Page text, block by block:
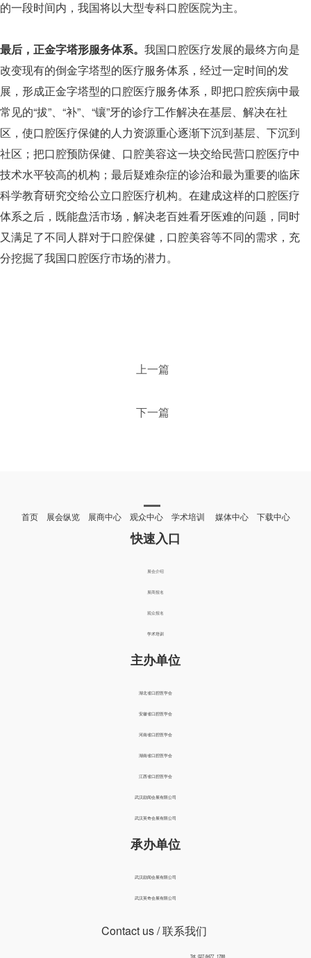
的一段时间内，我国将以大型专科口腔医院为主。
最后，正金字塔形服务体系。 我国口腔医疗发展的最终方向是
改变现有的倒金字塔型的医疗服务体系，经过一定时间的发
展，形成正金字塔型的口腔医疗服务体系，即把口腔疾病中最
常见的“拔”、“补”、“镶”牙的诊疗工作解决在基层、解决在社
区，使口腔医疗保健的人力资源重心逐渐下沉到基层、下沉到
社区；把口腔预防保健、口腔美容这一块交给民营口腔医疗中
技术水平较高的机构；最后疑难杂症的诊治和最为重要的临床
科学教育研究交给公立口腔医疗机构。在建成这样的口腔医疗
体系之后，既能盘活市场，解决老百姓看牙医难的问题，同时
又满足了不同人群对于口腔保健，口腔美容等不同的需求，充
分挖掘了我国口腔医疗市场的潜力。
上一篇
下一篇
首页 展会纵览 展商中心 观众中心 学术培训 媒体中心 下载中心
快速入口
展会介绍
展商报名
观众报名
学术培训
主办单位
湖北省口腔医学会
安徽省口腔医学会
河南省口腔医学会
湖南省口腔医学会
江西省口腔医学会
武汉励闻会展有限公司
武汉英奇会展有限公司
承办单位
武汉励闻会展有限公司
武汉英奇会展有限公司
Contact us/ 联系我们
Tel: 027-8477 1788